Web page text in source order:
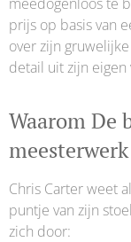
prijs op basis van
over zijn
detail uit zijn
Waarom De
Chris Carter weet
puntje van zijn
zich door: